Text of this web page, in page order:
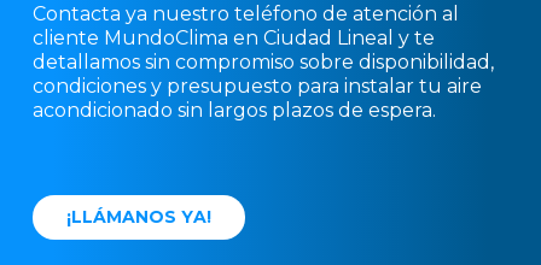
Contacta ya nuestro teléfono de atención al
cliente MundoClima en Ciudad Lineal y te
detallamos sin compromiso sobre disponibilidad,
condiciones y presupuesto para instalar tu aire
acondicionado sin largos plazos de espera.
¡LLÁMANOS YA!